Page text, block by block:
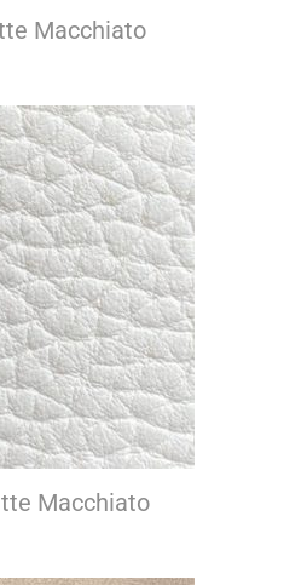
Macchiato
Macchiato